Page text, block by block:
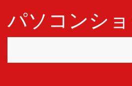
パソコンシ